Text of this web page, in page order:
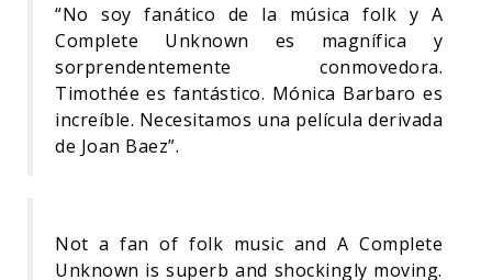
“No soy fanático de la música folk y A
Complete Unknown es magnífica y
sorprendentemente conmovedora.
Timothée es fantástico. Mónica Barbaro es
increíble. Necesitamos una película derivada
de Joan Baez”.
Not a fan of folk music and A Complete
Unknown is superb and shockingly moving.